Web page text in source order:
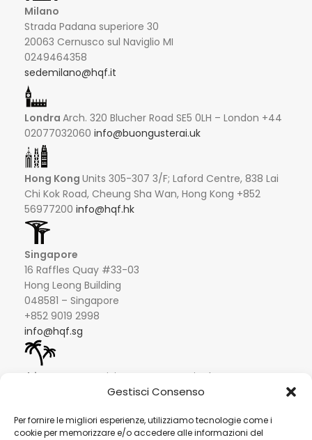
Gestisci Consenso
Per fornire le migliori esperienze, utilizziamo tecnologie come i
cookie per memorizzare e/o accedere alle informazioni del
Milano
Strada Padana superiore 30
20063 Cernusco sul Naviglio MI
0249464358
sedemilano@hqf.it
Londra Arch. 320 Blucher Road SE5 0LH – London +44
02077032060 info@buongusterai.uk
Hong Kong Units 305-307 3/F; Laford Centre, 838 Lai
Chi Kok Road, Cheung Sha Wan, Hong Kong +852
56977200 info@hqf.hk
Singapore
16 Raffles Quay #33-03
Hong Leong Building
048581 – Singapore
+852 9019 2998
info@hqf.sg
Ibiza
Carretera Eivissa - San Antonio de Portmany 44
Local 2 (Can Negre) Santa Eularia 07813, Ibiza Baleares
© 2022 Copyright Buongusterai - High Quality Food S.p.A. -